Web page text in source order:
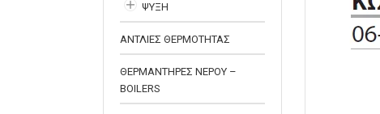
ΨΥΞΗ
ΑΝΤΛΙΕΣ ΘΕΡΜΟΤΗΤΑΣ
ΘΕΡΜΑΝΤΗΡΕΣ ΝΕΡΟΥ –
BOILERS